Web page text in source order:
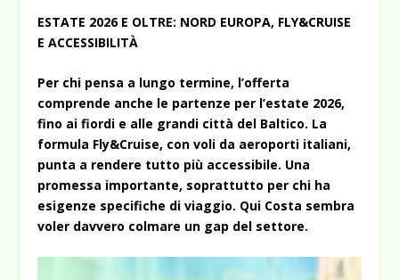
ESTATE 2026 E OLTRE: NORD EUROPA, FLY&CRUISE
E ACCESSIBILITÀ
Per chi pensa a lungo termine, l’offerta
comprende anche le partenze per l’estate 2026,
fino ai fiordi e alle grandi città del Baltico. La
formula Fly&Cruise, con voli da aeroporti italiani,
punta a rendere tutto più accessibile. Una
promessa importante, soprattutto per chi ha
esigenze specifiche di viaggio. Qui Costa sembra
voler davvero colmare un gap del settore.